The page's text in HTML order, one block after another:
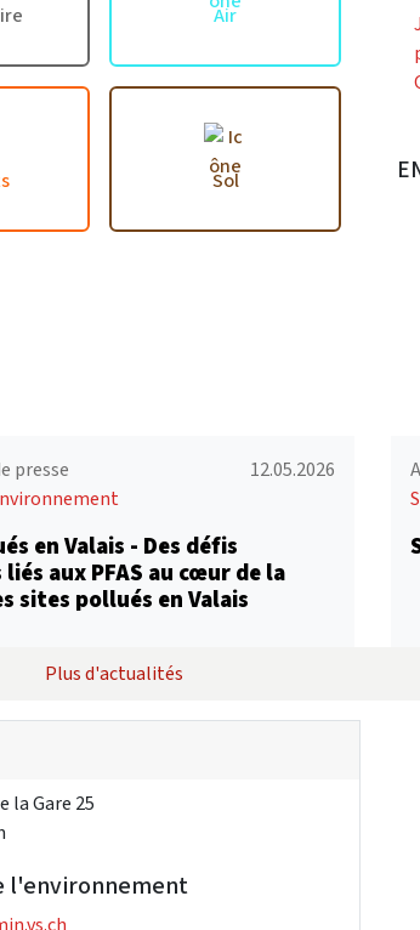
Air
Sol
presse
12.05.2026
en Valais - Des défis
aux PFAS au cœur de la
sites pollués en Valais
Plus d'actualités
la Gare 25
l'environnement